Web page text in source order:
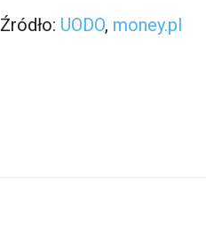
Źródło: UODO, money.pl